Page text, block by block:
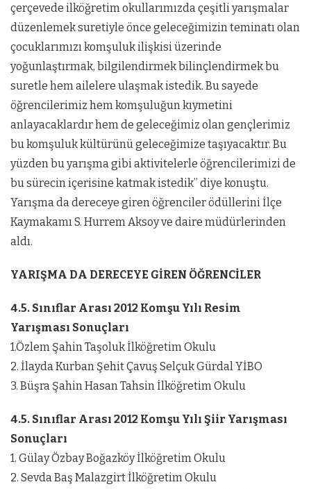
çerçevede ilköğretim okullarımızda çeşitli yarışmalar
düzenlemek suretiyle önce geleceğimizin teminatı olan
çocuklarımızı komşuluk ilişkisi üzerinde
yoğunlaştırmak, bilgilendirmek bilinçlendirmek bu
suretle hem ailelere ulaşmak istedik. Bu sayede
öğrencilerimiz hem komşuluğun kıymetini
anlayacaklardır hem de geleceğimiz olan gençlerimiz
bu komşuluk kültürünü geleceğimize taşıyacaktır. Bu
yüzden bu yarışma gibi aktivitelerle öğrencilerimizi de
bu sürecin içerisine katmak istedik” diye konuştu.
Yarışma da dereceye giren öğrenciler ödüllerini İlçe
Kaymakamı S. Hurrem Aksoy ve daire müdürlerinden
aldı.
YARIŞMA DA DERECEYE GİREN ÖĞRENCİLER
4.5. Sınıflar Arası 2012 Komşu Yılı Resim
Yarışması Sonuçları
1.Özlem Şahin Taşoluk İlköğretim Okulu
2. İlayda Kurban Şehit Çavuş Selçuk Gürdal YİBO
3. Büşra Şahin Hasan Tahsin İlköğretim Okulu
4.5. Sınıflar Arası 2012 Komşu Yılı Şiir Yarışması
Sonuçları
1. Gülay Özbay Boğazköy İlköğretim Okulu
2. Sevda Baş Malazgirt İlköğretim Okulu